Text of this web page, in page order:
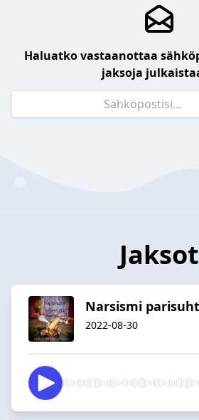
Haluatko vastaanottaa
jaksoja
Jaksot
Narsismi
2022-08-30